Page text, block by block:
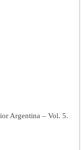
Argentina – Vol. 5.